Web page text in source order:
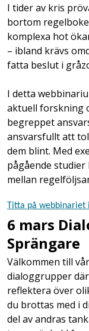
I tider av kris
bortom
komplexa hot
– ibland krävs
fatta beslut i
I detta
aktuell forskning
begreppet
ansvarsfullt att
dem blint. Med
pågående
mellan
Titta på webbinariet
6 mars
Sprängare
Välkommen till
dialoggrupper
reflektera över
du brottas med i
del av andras